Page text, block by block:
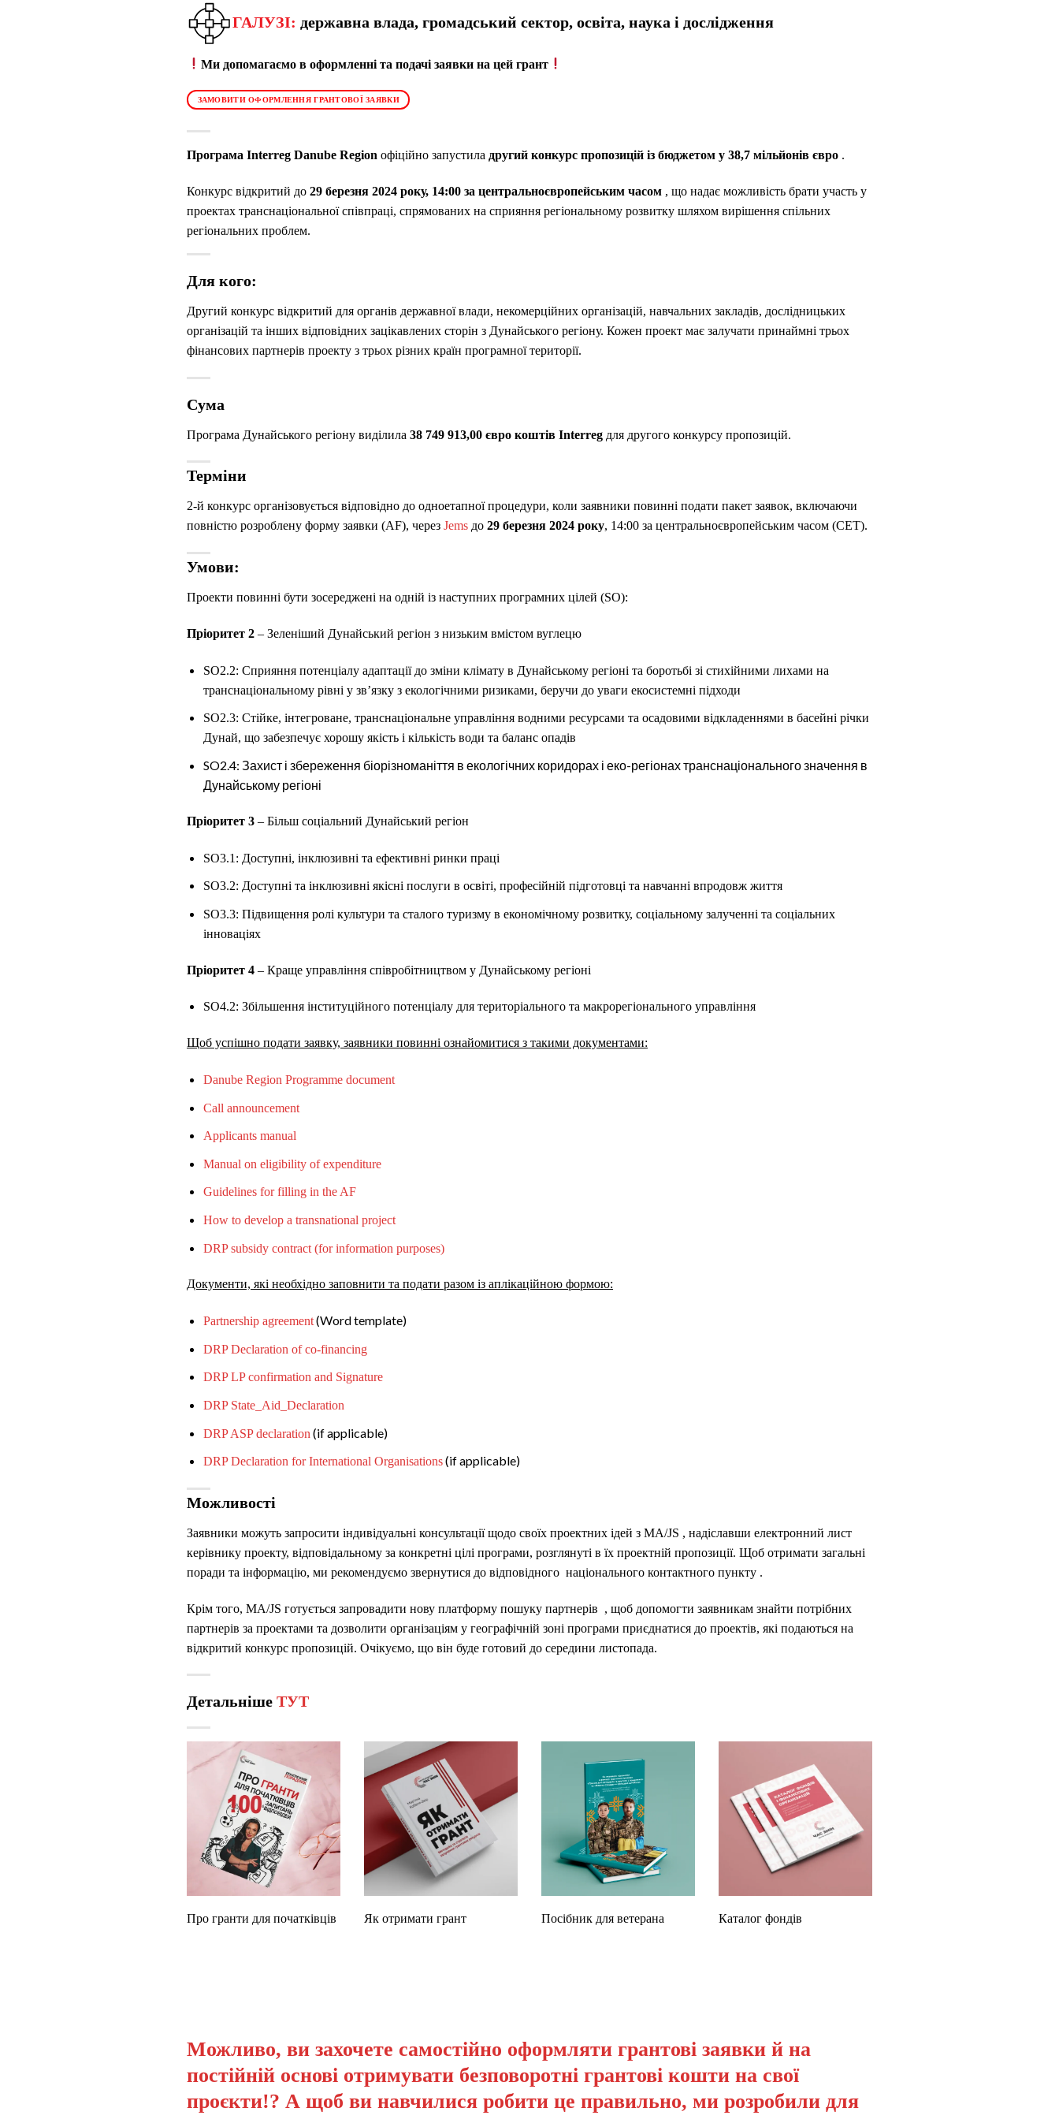
ГАЛУЗІ: державна влада, громадський сектор, освіта, наука і дослідження
Ми допомагаємо в оформленні та подачі заявки на цей грант
ЗАМОВИТИ ОФОРМЛЕННЯ ГРАНТОВОЇ ЗАЯВКИ
Програма Interreg Danube Region офіційно запустила другий конкурс пропозицій із бюджетом у 38,7 мільйонів євро .
Конкурс відкритий до 29 березня 2024 року, 14:00 за центральноєвропейським часом , що надає можливість брати участь у
проектах транснаціональної співпраці, спрямованих на сприяння регіональному розвитку шляхом вирішення спільних
регіональних проблем.
Для кого:
Другий конкурс відкритий для органів державної влади, некомерційних організацій, навчальних закладів, дослідницьких
організацій та інших відповідних зацікавлених сторін з Дунайського регіону. Кожен проект має залучати принаймні трьох
фінансових партнерів проекту з трьох різних країн програмної території.
Сума
Програма Дунайського регіону виділила 38 749 913,00 євро коштів Interreg для другого конкурсу пропозицій.
Терміни
2-й конкурс організовується відповідно до одноетапної процедури, коли заявники повинні подати пакет заявок, включаючи
повністю розроблену форму заявки (AF), через Jems до 29 березня 2024 року, 14:00 за центральноєвропейським часом (CET).
Умови:
Проекти повинні бути зосереджені на одній із наступних програмних цілей (SO):
Пріоритет 2 – Зеленіший Дунайський регіон з низьким вмістом вуглецю
SO2.2: Сприяння потенціалу адаптації до зміни клімату в Дунайському регіоні та боротьбі зі стихійними лихами на
транснаціональному рівні у зв’язку з екологічними ризиками, беручи до уваги екосистемні підходи
SO2.3: Стійке, інтегроване, транснаціональне управління водними ресурсами та осадовими відкладеннями в басейні річки
Дунай, що забезпечує хорошу якість і кількість води та баланс опадів
SO2.4: Захист і збереження біорізноманіття в екологічних коридорах і еко-регіонах транснаціонального значення в
Дунайському регіоні
Пріоритет 3 – Більш соціальний Дунайський регіон
SO3.1: Доступні, інклюзивні та ефективні ринки праці
SO3.2: Доступні та інклюзивні якісні послуги в освіті, професійній підготовці та навчанні впродовж життя
SO3.3: Підвищення ролі культури та сталого туризму в економічному розвитку, соціальному залученні та соціальних
інноваціях
Пріоритет 4 – Краще управління співробітництвом у Дунайському регіоні
SO4.2: Збільшення інституційного потенціалу для територіального та макрорегіонального управління
Щоб успішно подати заявку, заявники повинні ознайомитися з такими документами:
Danube Region Programme document
Call announcement
Applicants manual
Manual on eligibility of expenditure
Guidelines for filling in the AF
How to develop a transnational project
DRP subsidy contract (for information purposes)
Документи, які необхідно заповнити та подати разом із аплікаційною формою:
Partnership agreement(Word template)
DRP Declaration of co-financing
DRP LP confirmation and Signature
DRP State_Aid_Declaration
DRP ASP declaration (if applicable)
DRP Declaration for International Organisations(if applicable)
Можливості
Заявники можуть запросити індивідуальні консультації щодо своїх проектних ідей з MA/JS , надіславши електронний лист
керівнику проекту, відповідальному за конкретні цілі програми, розглянуті в їх проектній пропозиції. Щоб отримати загальні
поради та інформацію, ми рекомендуємо звернутися до відповідного національного контактного пункту .
Крім того, MA/JS готується запровадити нову платформу пошуку партнерів , щоб допомогти заявникам знайти потрібних
партнерів за проектами та дозволити організаціям у географічній зоні програми приєднатися до проектів, які подаються на
відкритий конкурс пропозицій. Очікуємо, що він буде готовий до середини листопада.
Детальніше ТУТ
Про гранти для початківців Як отримати грант Посібник для ветерана Каталог фондів
Можливо, ви захочете самостійно оформляти грантові заявки й на
постійній основі отримувати безповоротні грантові кошти на свої
проєкти!? А щоб ви навчилися робити це правильно, ми розробили для